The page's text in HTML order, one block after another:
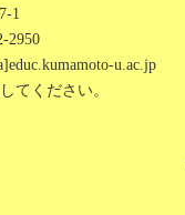
1
2950
u.ac.jp
てください。